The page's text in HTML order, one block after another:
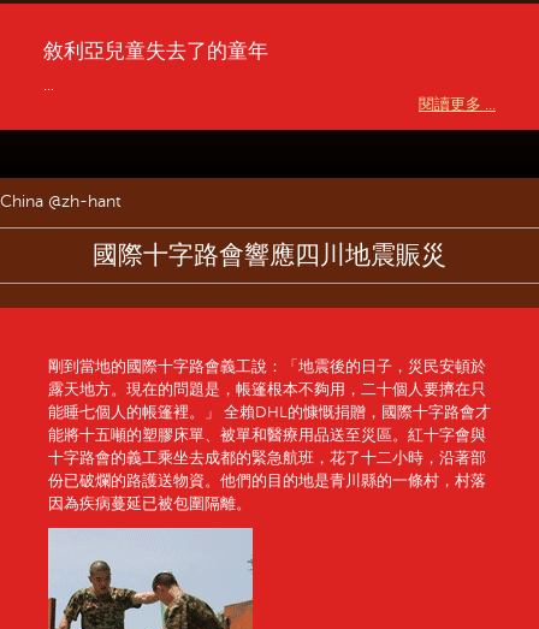
敘利亞兒童失去了的童年
閱讀更多 ...
China @zh-hant
國際十字路會響應四川地震賑災
剛到當地的國際十字路會義工說：「地震後的日子，災民安頓於
露天地方。現在的問題是，帳篷根本不夠用，二十個人要擠在只
能睡七個人的帳篷裡。」 全賴DHL的慷慨捐贈，國際十字路會才
能將十五噸的塑膠床單、被單和醫療用品送至災區。紅十字會與
十字路會的義工乘坐去成都的緊急航班，花了十二小時，沿著部
份已破爛的路護送物資。他們的目的地是青川縣的一條村，村落
因為疾病蔓延已被包圍隔離。